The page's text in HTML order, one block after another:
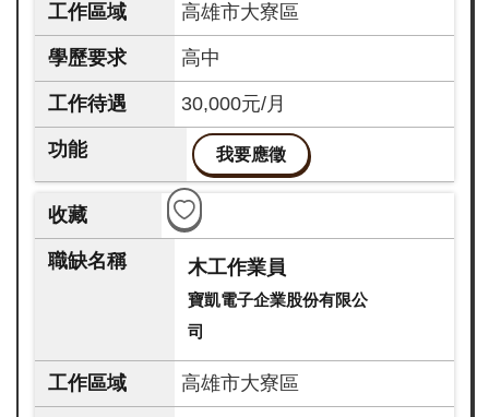
高雄市大寮區
高中
30,000元/月
我要應徵
木工作業員
寶凱電子企業股份有限公
司
高雄市大寮區